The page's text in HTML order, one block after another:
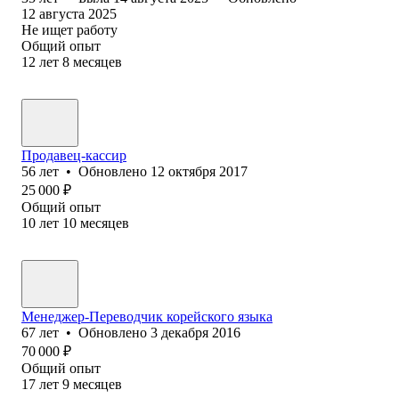
12 августа 2025
Не ищет работу
Общий опыт
12 лет 8 месяцев
Продавец-кассир
56 лет • Обновлено 12 октября 2017
25 000 ₽
Общий опыт
10 лет 10 месяцев
Менеджер-Переводчик корейского языка
67 лет • Обновлено 3 декабря 2016
70 000 ₽
Общий опыт
17 лет 9 месяцев